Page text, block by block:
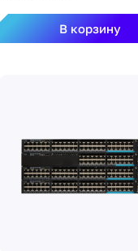
В корзину